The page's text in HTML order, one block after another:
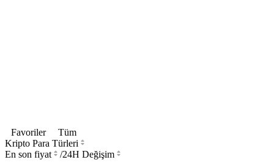
Favoriler
Tüm
Kripto Para Türleri
En son fiyat
/24H Değişim